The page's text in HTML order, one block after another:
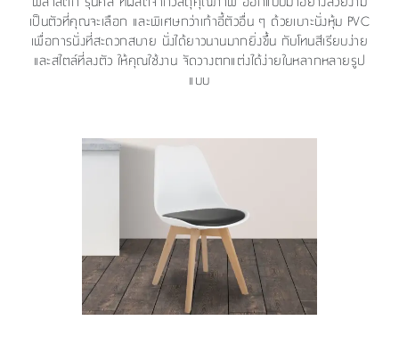
เป็นตัวที่คุณจะเลือก และพิเศษกว่าเก้าอี้ตัวอื่น ๆ ด้วยเบาะนั่งหุ้ม PVC
เพื่อการนั่งที่สะดวกสบาย นั่งได้ยาวนานมากยิ่งขึ้น กับโทนสีเรียบง่าย
และสไตล์ที่ลงตัว ให้คุณใช้งาน จัดวางตกแต่งได้ง่ายในหลากหลายรูป
แบบ